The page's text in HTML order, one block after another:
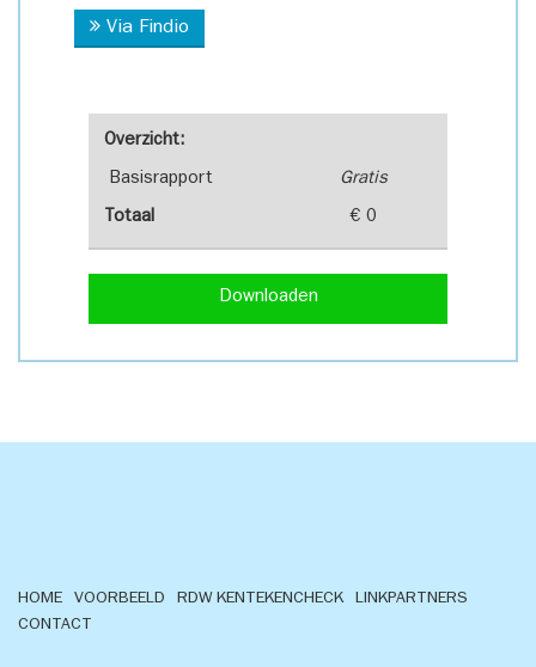
Overzicht:
Basisrapport Gratis
Totaal € 0
Downloaden
Via Findio
HOME VOORBEELD RDW KENTEKENCHECK
LINKPARTNERS
CONTACT